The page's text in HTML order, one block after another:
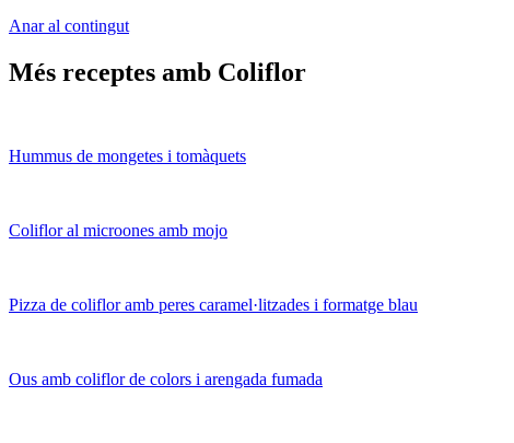
Anar al contingut
Més receptes amb Coliflor
Hummus de mongetes i tomàquets
Coliflor al microones amb mojo
Pizza de coliflor amb peres caramel·litzades i formatge blau
Ous amb coliflor de colors i arengada fumada